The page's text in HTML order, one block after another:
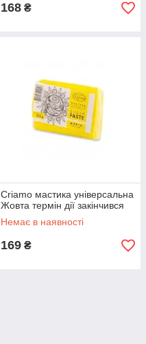
168 ₴
Criamo мастика універсальна
Жовта термін дії закінчився
Немає в наявності
169 ₴